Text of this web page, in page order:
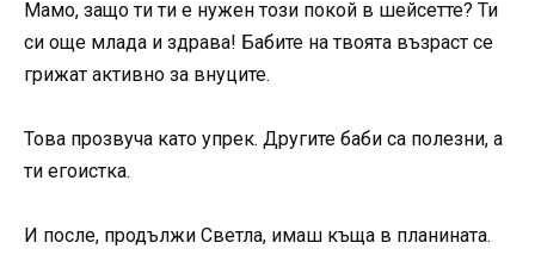
Мамо, защо ти ти е нужен този покой в шейсетте? Ти
си още млада и здрава! Бабите на твоята възраст се
грижат активно за внуците.
Това прозвуча като упрек. Другите баби са полезни, а
ти егоистка.
И после, продължи Светла, имаш къща в планината.